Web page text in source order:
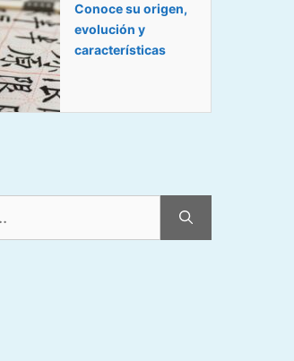
Conoce su origen,
evolución y
características